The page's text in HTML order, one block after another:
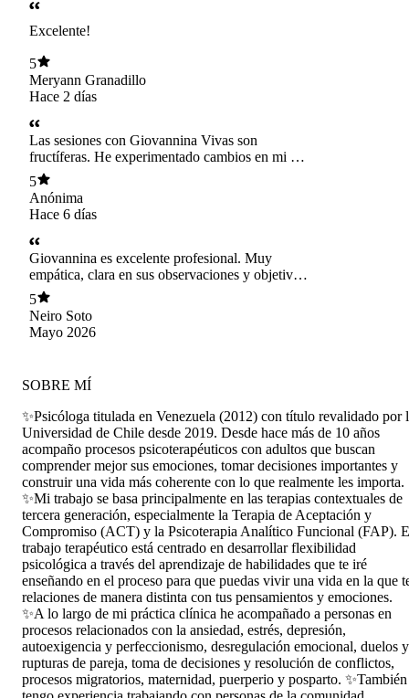
Excelente!
5
Meryann Granadillo
Hace 2 días
Las sesiones con Giovannina Vivas son
fructíferas. He experimentado cambios en mi día
a día. Su manera de hacer reflexionar, sus
consejos y observaciones me han servido
mucho. La recomiendo 100%
5
Anónima
Hace 6 días
Giovannina es excelente profesional. Muy
empática, clara en sus observaciones y objetiva
en sus recomendaciones. Genera una atmósfera
de seguridad y mucha confianza.
5
Neiro Soto
Mayo 2026
SOBRE MÍ
✨Psicóloga titulada en Venezuela (2012) con título revalidado por
Universidad de Chile desde 2019. Desde hace más de 10 años
acompaño procesos psicoterapéuticos con adultos que buscan
comprender mejor sus emociones, tomar decisiones importantes y
construir una vida más coherente con lo que realmente les importa.
✨Mi trabajo se basa principalmente en las terapias contextuales de
tercera generación, especialmente la Terapia de Aceptación y
Compromiso (ACT) y la Psicoterapia Analítico Funcional (FAP).
trabajo terapéutico está centrado en desarrollar flexibilidad
psicológica a través del aprendizaje de habilidades que te iré
enseñando en el proceso para que puedas vivir una vida en la que
relaciones de manera distinta con tus pensamientos y emociones.
✨A lo largo de mi práctica clínica he acompañado a personas en
procesos relacionados con la ansiedad, estrés, depresión,
autoexigencia y perfeccionismo, desregulación emocional, duelos y
rupturas de pareja, toma de decisiones y resolución de conflictos,
procesos migratorios, maternidad, puerperio y posparto. ✨También